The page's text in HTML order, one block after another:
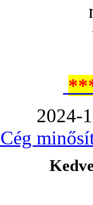
2024-